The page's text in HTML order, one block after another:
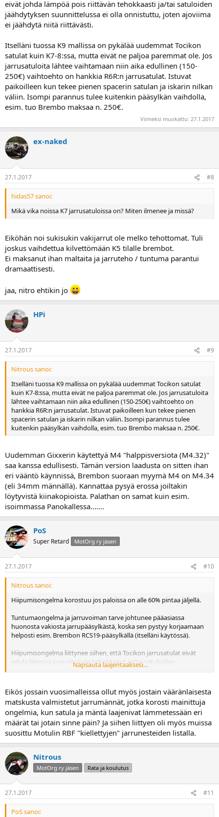
eivät johda lämpöä pois riittävän tehokkaasti ja/tai satuloiden
jäähdytyksen suunnittelussa ei olla onnistuttu, joten ajoviima
ei jäähdytä niitä riittävästi.
Itselläni tuossa K9 mallissa on pykälää uudemmat Tocikon
satulat kuin K7-8:ssa, mutta eivät ne paljoa paremmat ole. Jos
jarrusatuloita lähtee vaihtamaan niin aika edullinen (150-
250€) vaihtoehto on hankkia R6R:n jarrusatulat. Istuvat
paikoilleen kun tekee pienen spacerin satulan ja iskarin nilkan
väliin. Isompi parannus tulee kuitenkin pääsylkän vaihdolla,
esim. tuo Brembo maksaa n. 250€.
Viimeksi muokattu: 27.1.2017
ex-naked
27.1.2017 #8
hidas57 sanoi:
Mikä vika noissa K7 jarrusatuloissa on? Miten ilmenee ja missä?
Eiköhän noi sukisukin vakijarrut ole melko tehottomat. Tuli
joskus vaihdettua kilvettömään K5 tilalle brembot.
Ei maksanut ihan maltaita ja jarruteho / tuntuma parantui
dramaattisesti.
jaa, nitro ehtikin jo
HPi
27.1.2017 #9
Nitrous sanoi:
Itselläni tuossa K9 mallissa on pykälää uudemmat Tocikon satulat
kuin K7-8:ssa, mutta eivät ne paljoa paremmat ole. Jos jarrusatuloita
lähtee vaihtamaan niin aika edullinen (150-250€) vaihtoehto on
hankkia R6R:n jarrusatulat. Istuvat paikoilleen kun tekee pienen
spacerin satulan ja iskarin nilkan väliin. Isompi parannus tulee
kuitenkin pääsylkän vaihdolla, esim. tuo Brembo maksaa n. 250€.
Uudemman Gixxerin käytettyä M4 "halppisversiota (M4.32)"
saa kanssa edullisesti. Tämän version laadusta on sitten ihan
eri vääntö käynnissä, Brembon suoraan myymä M4 on M4.34
(eli 34mm männällä). Kannattaa pysyä erossa joiltakin
löytyvistä kiinakopioista. Palathan on samat kuin esim.
isoimmassa Panokallessa.......
PoS
Super Retard MotOrg ry jäsen
27.1.2017 #10
Nitrous sanoi:
Hiipumisongelma korostuu jos paloissa on alle 60% pintaa jäljellä.
Tuntumaongelma ja jarruvoiman tarve johtunee pääasiassa
huonosta vakiosta jarrupääsylkästä, koska sen pystyy korjaamaan
helposti esim. Brembon RCS19-pääsylkällä (itselläni käytössä).
Hiipumisongelma liittynee siihen, että Tocikon jarrusatulat eivät
johda lämpöä pois riittävän tehokkaasti ja/tai satuloiden
jäähdytyksen suunnittelussa ei olla onnistuttu, joten ajoviima ei
Napsauta laajentaaksesi...
Eikös jossain vuosimalleissa ollut myös jostain vääränlaisesta
matskusta valmistetut jarrumännät, jotka korosti mainittuja
ongelmia, kun satula ja mäntä laajenivat lämmetessään eri
määrät tai jotain sinne päin? Ja siihen liittyen oli myös muissa
suosittu Motulin RBF "kiellettyjen" jarrunesteiden listalla.
Nitrous
MotOrg ry jäsen Rata ja koulutus
27.1.2017 #11
PoS sanoi: